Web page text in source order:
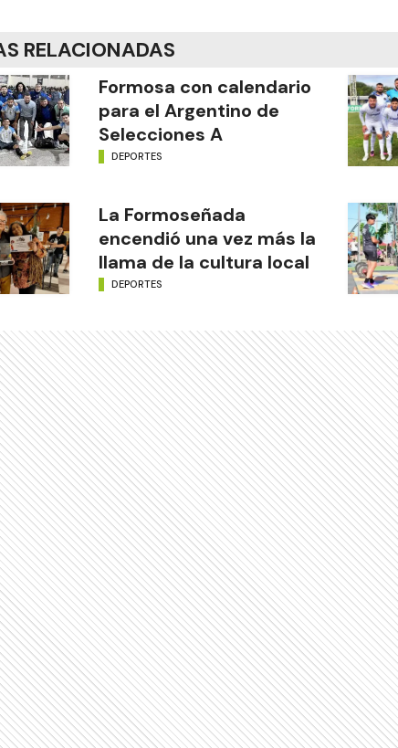
RELACIONADAS
Formosa con calendario
para el Argentino de
Selecciones A
DEPORTES
La Formoseñada
encendió una vez más la
llama de la cultura local
DEPORTES